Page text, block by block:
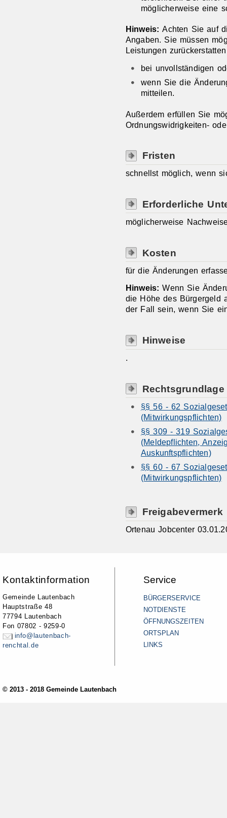
möglicherweise eine
Hinweis:Achten Sie auf
Angaben. Sie müssen
Leistungen zurückerstatten
bei unvollständigen
wenn Sie die
mitteilen.
Außerdem erfüllen Sie
Ordnungswidrigkeiten-
Fristen
schnellst möglich, wenn
Erforderliche
möglicherweise
Kosten
für die Änderungen
Hinweis:Wenn Sie
die Höhe des Bürgergeld
der Fall sein, wenn Sie
Hinweise
.
Rechtsgrundlage
§§ 56 - 62
(Mitwirkungspflichten)
§§ 309 - 319
(Meldepflichten,
Auskunftspflichten)
§§ 60 - 67
(Mitwirkungspflichten)
Freigabevermerk
Ortenau Jobcenter
Kontaktinformation
Gemeinde Lautenbach
Hauptstraße 48
77794 Lautenbach
Fon 07802 - 9259-0
info@lautenbach-
renchtal.de
Service
BÜRGERSERVICE
NOTDIENSTE
ÖFFNUNGSZEITEN
ORTSPLAN
LINKS
© 2013 - 2018 Gemeinde Lautenbach